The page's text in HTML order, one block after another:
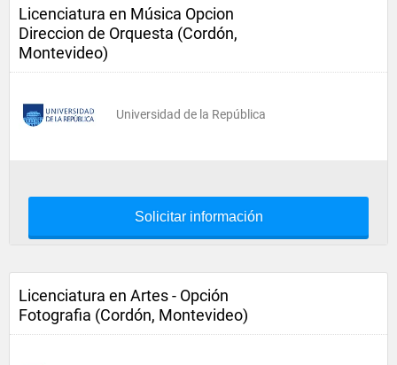
Licenciatura en Música Opcion
Direccion de Orquesta (Cordón,
Montevideo)
Universidad de la República
Solicitar información
Licenciatura en Artes - Opción
Fotografia (Cordón, Montevideo)